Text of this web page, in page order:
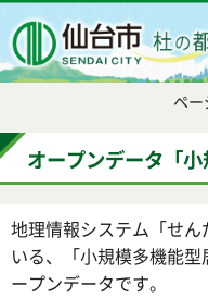
ペ
オープンデータ「小
地理情報システム「せ
いる、「小規模多機能
ープンデータです。